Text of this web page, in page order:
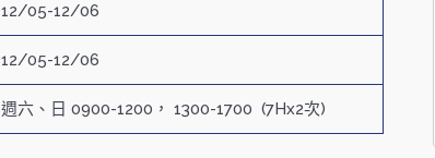
12/05-12/06
12/05-12/06
週六、日 0900-1200， 1300-1700 (7Hx2次)